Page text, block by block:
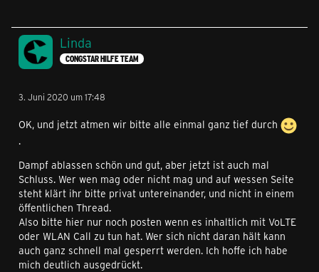
Linda
CONGSTAR HILFE TEAM
3. Juni 2020 um 17:48
OK, und jetzt atmen wir bitte alle einmal ganz tief durch
.
Dampf ablassen schön und gut, aber jetzt ist auch mal
Schluss. Wer wen mag oder nicht mag und auf wessen Seite
steht klärt ihr bitte privat untereinander, und nicht in einem
öffentlichen Thread.
Also bitte hier nur noch posten wenn es inhaltlich mit VoLTE
oder WLAN Call zu tun hat. Wer sich nicht daran hält kann
auch ganz schnell mal gesperrt werden. Ich hoffe ich habe
mich deutlich ausgedrückt.